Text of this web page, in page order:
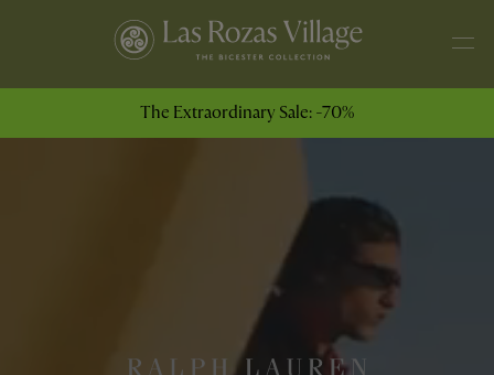
The Extraordinary Sale: -70%